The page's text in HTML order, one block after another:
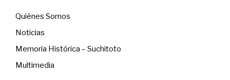
Quiénes Somos
Noticias
Memoria Histórica – Suchitoto
Multimedia